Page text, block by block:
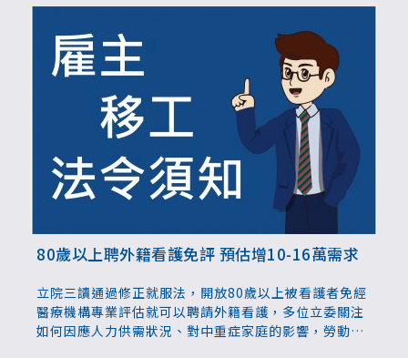
80歲以上聘外籍看護免評 預估增10-16萬需求
立院三讀通過修正就服法，開放80歲以上被看護者免經
醫療機構專業評估就可以聘請外籍看護，多位立委關注
如何因應人力供需狀況、對中重症家庭的影響，勞動部